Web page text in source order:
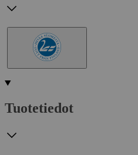
Tuotetiedot